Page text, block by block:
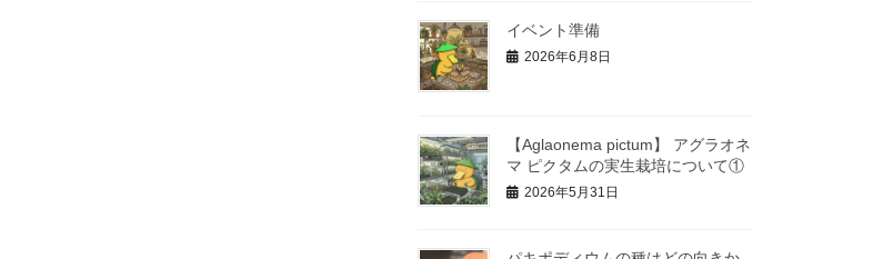
イベント準備
2026年6月8日
【Aglaonema pictum】 アグラオネ
マ ピクタムの実生栽培について①
2026年5月31日